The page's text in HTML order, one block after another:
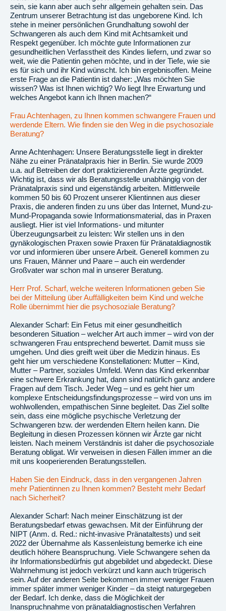
sein, sie kann aber auch sehr allgemein gehalten sein. Das
Zentrum unserer Betrachtung ist das ungeborene Kind. Ich
stehe in meiner persönlichen Grundhaltung sowohl der
Schwangeren als auch dem Kind mit Achtsamkeit und
Respekt gegenüber. Ich möchte gute Informationen zur
gesundheitlichen Verfasstheit des Kindes liefern, und zwar so
weit, wie die Patientin gehen möchte, und in der Tiefe, wie sie
es für sich und ihr Kind wünscht. Ich bin ergebnisoffen. Meine
erste Frage an die Patientin ist daher: „Was möchten Sie
wissen? Was ist Ihnen wichtig? Wo liegt Ihre Erwartung und
welches Angebot kann ich Ihnen machen?“
Frau Achtenhagen, zu Ihnen kommen schwangere Frauen und
werdende Eltern. Wie finden sie den Weg in die psychosoziale
Beratung?
Anne Achtenhagen: Unsere Beratungsstelle liegt in direkter
Nähe zu einer Pränatalpraxis hier in Berlin. Sie wurde 2009
u.a. auf Betreiben der dort praktizierenden Ärzte gegründet.
Wichtig ist, dass wir als Beratungsstelle unabhängig von der
Pränatalpraxis sind und eigenständig arbeiten. Mittlerweile
kommen 50 bis 60 Prozent unserer Klientinnen aus dieser
Praxis, die anderen finden zu uns über das Internet, Mund-zu-
Mund-Propaganda sowie Informationsmaterial, das in Praxen
ausliegt. Hier ist viel Informations- und mitunter
Überzeugungsarbeit zu leisten: Wir stellen uns in den
gynäkologischen Praxen sowie Praxen für Pränataldiagnostik
vor und informieren über unsere Arbeit. Generell kommen zu
uns Frauen, Männer und Paare – auch ein werdender
Großvater war schon mal in unserer Beratung.
Herr Prof. Scharf, welche weiteren Informationen geben Sie
bei der Mitteilung über Auffälligkeiten beim Kind und welche
Rolle übernimmt hier die psychosoziale Beratung?
Alexander Scharf: Ein Fetus mit einer gesundheitlich
besonderen Situation – welcher Art auch immer – wird von der
schwangeren Frau entsprechend bewertet. Damit muss sie
umgehen. Und dies greift weit über die Medizin hinaus. Es
geht hier um verschiedene Konstellationen: Mutter – Kind,
Mutter – Partner, soziales Umfeld. Wenn das Kind erkennbar
eine schwere Erkrankung hat, dann sind natürlich ganz andere
Fragen auf dem Tisch. Jeder Weg – und es geht hier um
komplexe Entscheidungsfindungsprozesse – wird von uns im
wohlwollenden, empathischen Sinne begleitet. Das Ziel sollte
sein, dass eine mögliche psychische Verletzung der
Schwangeren bzw. der werdenden Eltern heilen kann. Die
Begleitung in diesen Prozessen können wir Ärzte gar nicht
leisten. Nach meinem Verständnis ist daher die psychosoziale
Beratung obligat. Wir verweisen in diesen Fällen immer an die
mit uns kooperierenden Beratungsstellen.
Haben Sie den Eindruck, dass in den vergangenen Jahren
mehr Patientinnen zu Ihnen kommen? Besteht mehr Bedarf
nach Sicherheit?
Alexander Scharf: Nach meiner Einschätzung ist der
Beratungsbedarf etwas gewachsen. Mit der Einführung der
NIPT (Anm. d. Red.: nicht-invasive Pränataltests) und seit
2022 der Übernahme als Kassenleistung bemerke ich eine
deutlich höhere Beanspruchung. Viele Schwangere sehen da
ihr Informationsbedürfnis gut abgebildet und abgedeckt. Diese
Wahrnehmung ist jedoch verkürzt und kann auch trügerisch
sein. Auf der anderen Seite bekommen immer weniger Frauen
immer später immer weniger Kinder – da steigt naturgegeben
der Bedarf. Ich denke, dass die Möglichkeit der
Inanspruchnahme von pränataldiagnostischen Verfahren